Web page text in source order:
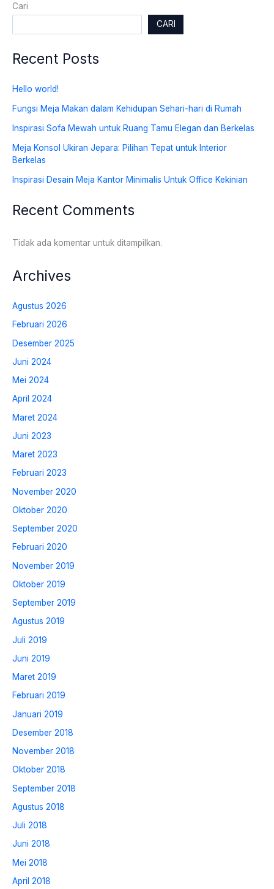
Cari
CARI
Recent Posts
Hello world!
Fungsi Meja Makan dalam Kehidupan Sehari-hari di Rumah
Inspirasi Sofa Mewah untuk Ruang Tamu Elegan dan Berkelas
Meja Konsol Ukiran Jepara: Pilihan Tepat untuk Interior
Berkelas
Inspirasi Desain Meja Kantor Minimalis Untuk Office Kekinian
Recent Comments
Tidak ada komentar untuk ditampilkan.
Archives
Agustus 2026
Februari 2026
Desember 2025
Juni 2024
Mei 2024
April 2024
Maret 2024
Juni 2023
Maret 2023
Februari 2023
November 2020
Oktober 2020
September 2020
Februari 2020
November 2019
Oktober 2019
September 2019
Agustus 2019
Juli 2019
Juni 2019
Maret 2019
Februari 2019
Januari 2019
Desember 2018
November 2018
Oktober 2018
September 2018
Agustus 2018
Juli 2018
Juni 2018
Mei 2018
April 2018